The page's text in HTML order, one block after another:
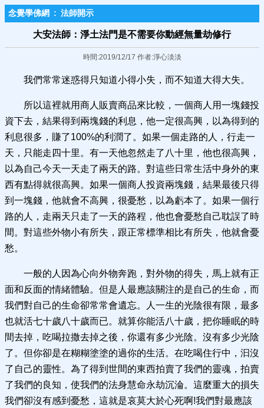
念覺學佛網 : 法師開示
大安法師：淨土法門是不需要你動經無量劫修行
時間:2019/12/17 作者:淨心淡淡
我們常常迷惑得只知道小得小失，而不知道大得大失。
所以這裡就用商人販賣商品來比較，一個商人用一塊錢投
資下去，結果得到兩塊錢的利息，他一定很高興，以為得到的
利息很多，賺了100%的利潤了。如果一個走路的人，行走一
天，只能走四十里。有一天他忽然走了八十里，他也很高興，
以為自己今天一天走了兩天的路。對這些日常生活中身外的東
西有點得就很高興。如果一個商人投資兩塊錢，結果最後只得
到一塊錢，他就會不高興，很憂愁，以為虧本了。如果一個行
路的人，走兩天只走了一天的路程，他也會憂愁自己耽誤了時
間。對這些外物小有所失，跟正常標準相比有所失，他就會憂
愁。
一般的人因為心向外物奔跑，對外物的得失，馬上就有正
面和反面的情緒體驗。但是人最應該關注的是自己的生命，而
我們對自己的生命卻常常會遺忘。人一生的光陰很有限，最多
也就活七十歲八十歲而已。就算你能活八十歲，把你睡眠的時
間去掉，吃喝拉撒去掉之後，你還有多少光陰。沒有多少光陰
了。但你卻是在糊糊塗塗的過你的生活。在吃喝住行中，汩沒
了自己的靈性。為了得到世間的東西拍賣了我們的靈魂，拍賣
了我們的良知，使我們的法身慧命永劫沉淪。這麼重大的損失
我們卻沒有感到憂愁，這就是哀莫大於心死啊!我們對最應該